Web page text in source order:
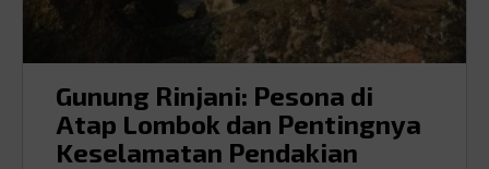
Gunung Rinjani: Pesona di
Atap Lombok dan Pentingnya
Keselamatan Pendakian